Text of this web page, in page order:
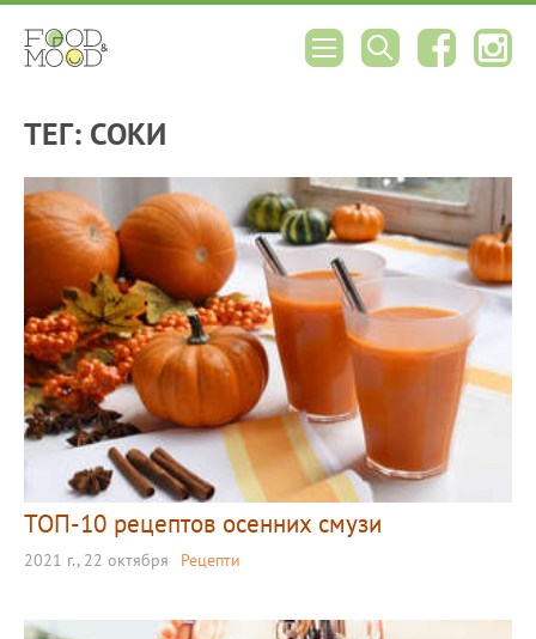
ТЕГ: СОКИ
ТОП-10 рецептов осенних смузи
2021 г., 22 октября Рецепти